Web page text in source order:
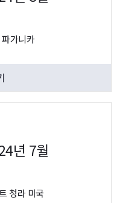
가니카
년 7월
청라 미국